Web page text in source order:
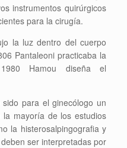
instrumentos quirúrgicos
para la cirugía.
la luz dentro del cuerpo
Pantaleoni practicaba la
Hamou diseña el
para el ginecólogo un
mayoría de los estudios
la histerosalpingografia y
ser interpretadas por